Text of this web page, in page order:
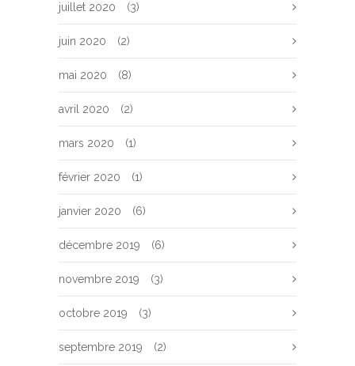
juillet 2020 (3)
juin 2020 (2)
mai 2020 (8)
avril 2020 (2)
mars 2020 (1)
février 2020 (1)
janvier 2020 (6)
décembre 2019 (6)
novembre 2019 (3)
octobre 2019 (3)
septembre 2019 (2)